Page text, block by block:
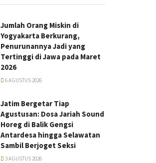
Jumlah Orang Miskin di
Yogyakarta Berkurang,
Penurunannya Jadi yang
Tertinggi di Jawa pada Maret
2026
6 AGUSTUS 2026
Jatim Bergetar Tiap
Agustusan: Dosa Jariah Sound
Horeg di Balik Gengsi
Antardesa hingga Selawatan
Sambil Berjoget Seksi
3 AGUSTUS 2026